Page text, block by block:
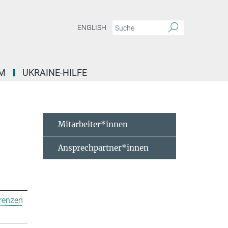
ENGLISH
UKRAINE-HILFE
Mitarbeiter*innen
Ansprechpartner*innen